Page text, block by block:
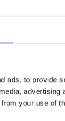
ads, to provide
your use of